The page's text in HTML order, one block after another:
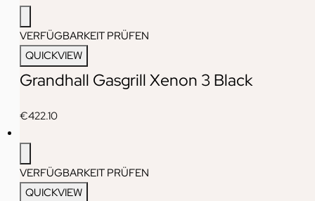
VERFÜGBARKEIT PRÜFEN
QUICKVIEW
Grandhall Gasgrill Xenon 3 Black
€422.10
VERFÜGBARKEIT PRÜFEN
QUICKVIEW